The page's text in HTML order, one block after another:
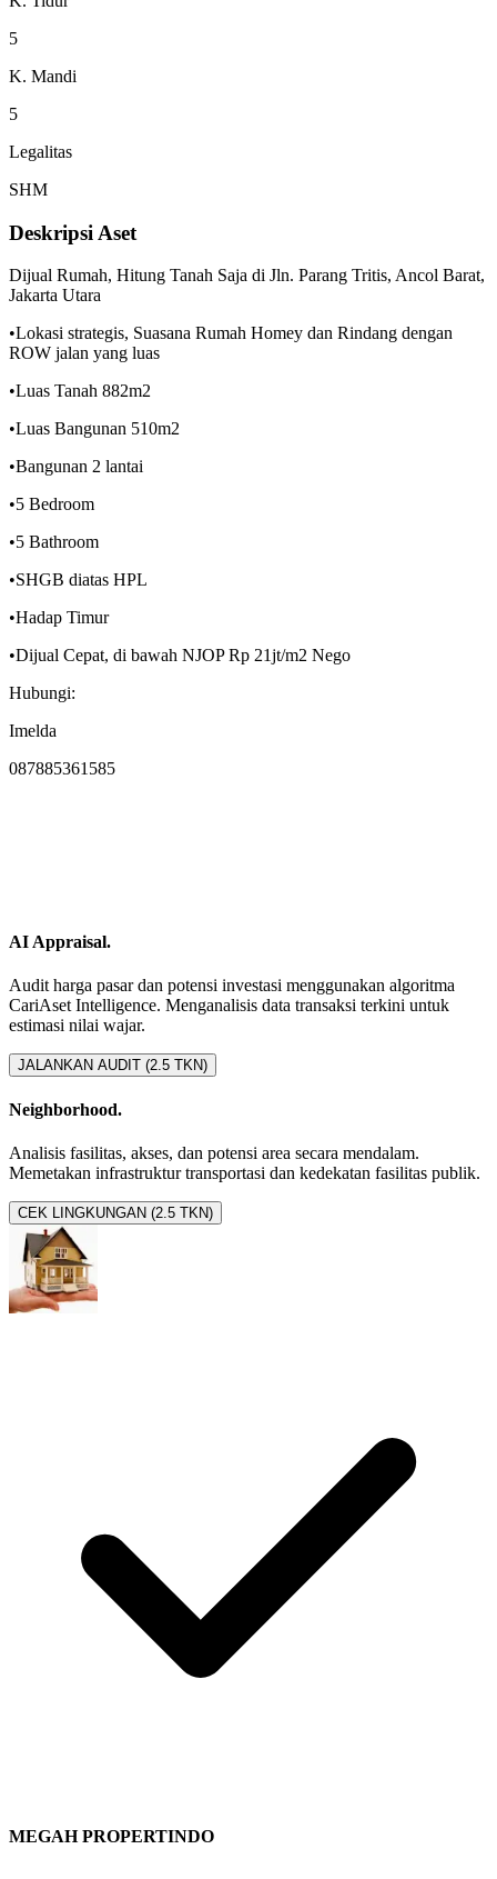
5
K. Mandi
5
Legalitas
SHM
Deskripsi Aset
Dijual Rumah, Hitung Tanah Saja di Jln. Parang Tritis, Ancol Barat,
Jakarta Utara
•Lokasi strategis, Suasana Rumah Homey dan Rindang dengan
ROW jalan yang luas
•Luas Tanah 882m2
•Luas Bangunan 510m2
•Bangunan 2 lantai
•5 Bedroom
•5 Bathroom
•SHGB diatas HPL
•Hadap Timur
•Dijual Cepat, di bawah NJOP Rp 21jt/m2 Nego
Hubungi:
Imelda
087885361585
AI Appraisal.
Audit harga pasar dan potensi investasi menggunakan algoritma
CariAset Intelligence. Menganalisis data transaksi terkini untuk
estimasi nilai wajar.
JALANKAN AUDIT (2.5 TKN)
Neighborhood.
Analisis fasilitas, akses, dan potensi area secara mendalam.
Memetakan infrastruktur transportasi dan kedekatan fasilitas publik.
CEK LINGKUNGAN (2.5 TKN)
MEGAH PROPERTINDO